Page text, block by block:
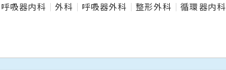
呼吸器内科 外科 呼吸器外科 整形外科 循環器内科